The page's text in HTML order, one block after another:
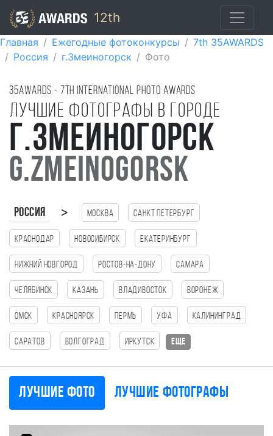
12th
Главная Ежегодные фотоконкурсы
7th 35AWARDS
Россия
г.Змеиногорск Фото
35AWARDS - 7TH international photo awards
Лучшие фотографы в городе
г.Змеиногорск
g.Zmeinogorsk
Россия > Москва Санкт Петербург
Краснодар Новосибирск Екатеринбург
Нижний Новгород Ростов-на-Дону Самара
Челябинск Казань Владивосток Воронеж
Омск Красноярск Пермь Уфа Калининград
Саратов Волгоград Иркутск еще
Лучшие фото Лучшие фотографы